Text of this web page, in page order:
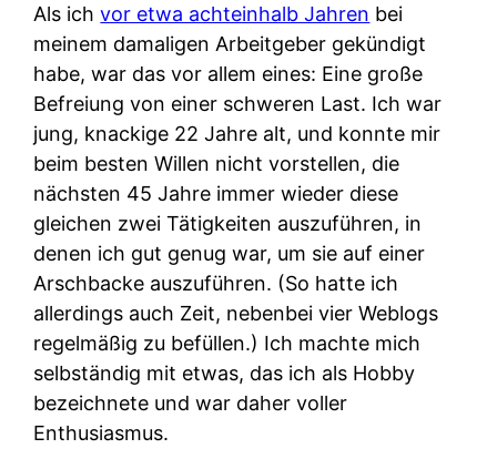
Als ichvor etwa achteinhalb Jahren bei
meinem damaligen Arbeitgeber gekündigt
habe, war das vor allem eines: Eine große
Befreiung von einer schweren Last. Ich war
jung, knackige 22 Jahre alt, und konnte mir
beim besten Willen nicht vorstellen, die
nächsten 45 Jahre immer wieder diese
gleichen zwei Tätigkeiten auszuführen, in
denen ich gut genug war, um sie auf einer
Arschbacke auszuführen. (So hatte ich
allerdings auch Zeit, nebenbei vier Weblogs
regelmäßig zu befüllen.) Ich machte mich
selbständig mit etwas, das ich als Hobby
bezeichnete und war daher voller
Enthusiasmus.